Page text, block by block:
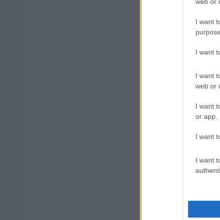
I want
I want
I want
web or
I want
or app.
I want
I want
ΑΣΕΠ:
ΑΣΕΠ:
ΔΥΠΑ: